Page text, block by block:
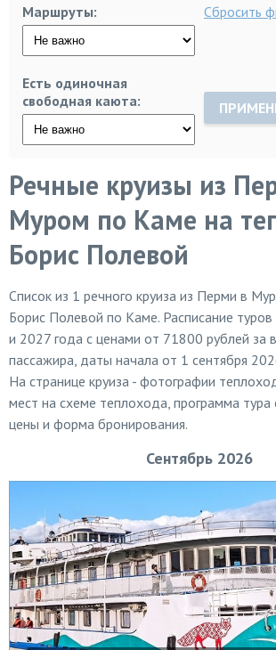
Маршруты: Сбросить
Есть одиночная
свободная каюта:
Речные круизы из
Муром по Каме на
Борис Полевой
Список из 1 речного круиза из Перми в
Борис Полевой по Каме. Расписание
и 2027 года с ценами от 71800 рублей за
пассажира, даты начала от 1 сентября
На странице круиза - фотографии
мест на схеме теплохода, программа тура
цены и форма бронирования.
Сентябрь 2026